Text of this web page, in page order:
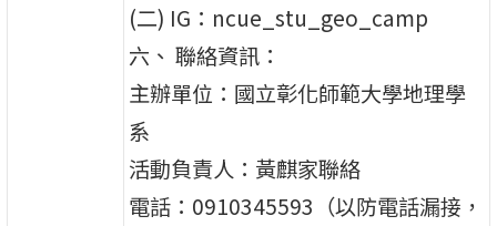
(二) IG：ncue_stu_geo_camp
六、 聯絡資訊：
主辦單位：國立彰化師範大學地理學
系
活動負責人：黃麒家聯絡
電話：0910345593（以防電話漏接，